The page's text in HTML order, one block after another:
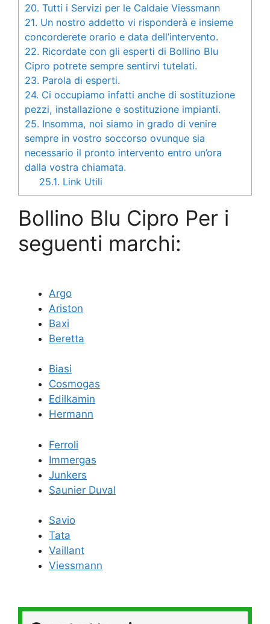
20. Tutti i Servizi per le Caldaie Viessmann
21. Un nostro addetto vi risponderà e insieme
concorderete orario e data dell’intervento.
22. Ricordate con gli esperti di Bollino Blu
Cipro potrete sempre sentirvi tutelati.
23. Parola di esperti.
24. Ci occupiamo infatti anche di sostituzione
pezzi, installazione e sostituzione impianti.
25. Insomma, noi siamo in grado di venire
sempre in vostro soccorso ovunque sia
necessario il pronto intervento entro un’ora
dalla vostra chiamata.
25.1. Link Utili
Bollino Blu Cipro Per i
seguenti marchi:
Argo
Ariston
Baxi
Beretta
Biasi
Cosmogas
Edilkamin
Hermann
Ferroli
Immergas
Junkers
Saunier Duval
Savio
Tata
Vaillant
Viessmann